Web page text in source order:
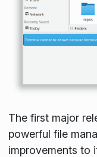
The first major
powerful file
improvements to